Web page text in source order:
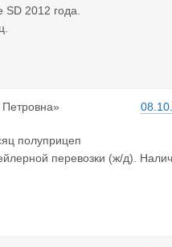
2012 года.
полуприцеп
перевозки (ж/д).